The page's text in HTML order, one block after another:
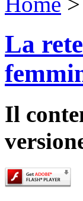
La
Il